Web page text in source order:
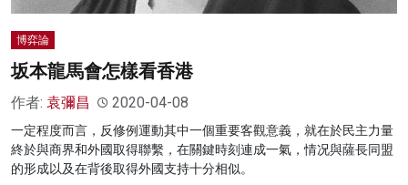
博弈論
坂本龍馬會怎樣看香港
作者: 袁彌昌 2020-04-08
一定程度而言，反修例運動其中一個重要客觀意義，就在於民主力量
終於與商界和外國取得聯繫，在關鍵時刻連成一氣，情况與薩長同盟
的形成以及在背後取得外國支持十分相似。